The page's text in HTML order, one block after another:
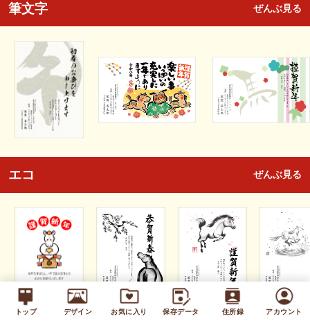
トップ デザイン お気に入り 保存データ 住所録 アカウント
筆文字 ぜんぶ見る
エコ ぜんぶ見る